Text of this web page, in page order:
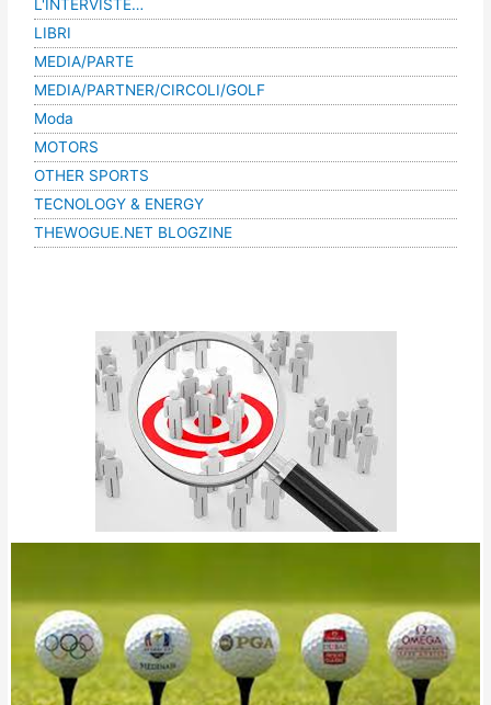
L'INTERVISTE…
LIBRI
MEDIA/PARTE
MEDIA/PARTNER/CIRCOLI/GOLF
Moda
MOTORS
OTHER SPORTS
TECNOLOGY & ENERGY
THEWOGUE.NET BLOGZINE